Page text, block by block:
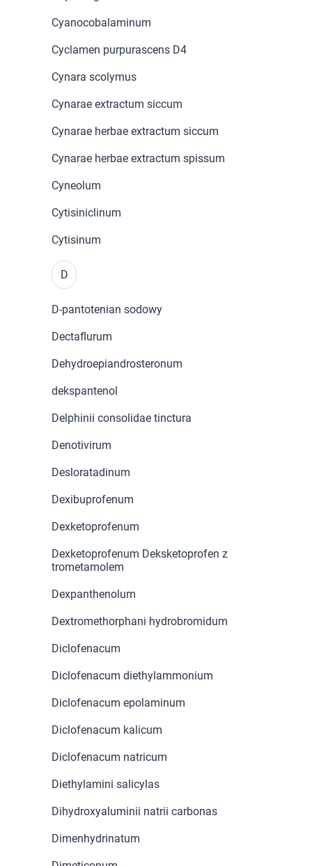
Cyanocobalaminum
Cyclamen purpurascens D4
Cynara scolymus
Cynarae extractum siccum
Cynarae herbae extractum siccum
Cynarae herbae extractum spissum
Cyneolum
Cytisiniclinum
Cytisinum
D
D-pantotenian sodowy
Dectaflurum
Dehydroepiandrosteronum
dekspantenol
Delphinii consolidae tinctura
Denotivirum
Desloratadinum
Dexibuprofenum
Dexketoprofenum
Dexketoprofenum Deksketoprofen z
trometamolem
Dexpanthenolum
Dextromethorphani hydrobromidum
Diclofenacum
Diclofenacum diethylammonium
Diclofenacum epolaminum
Diclofenacum kalicum
Diclofenacum natricum
Diethylamini salicylas
Dihydroxyaluminii natrii carbonas
Dimenhydrinatum